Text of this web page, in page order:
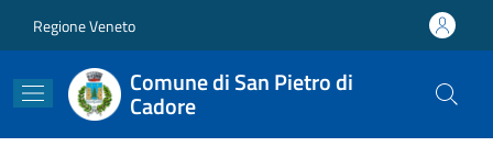
Regione Veneto
Comune di San Pietro di
Cadore